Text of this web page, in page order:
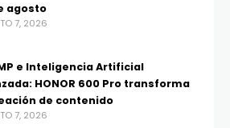
agosto
7, 2026
e Inteligencia Artificial
HONOR 600 Pro transforma
de contenido
7, 2026